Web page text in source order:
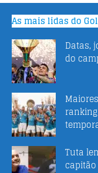
As mais lidas do
Datas,
do
Tuta